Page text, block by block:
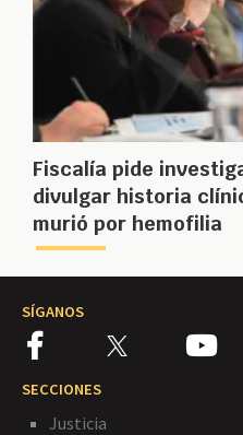
Fiscalía pide
divulgar historia
murió por hemofilia
SÍGANOS
SECCIONES
Justicia